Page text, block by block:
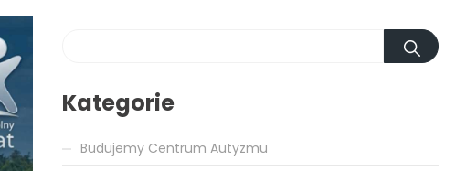
Kategorie
Budujemy Centrum Autyzmu